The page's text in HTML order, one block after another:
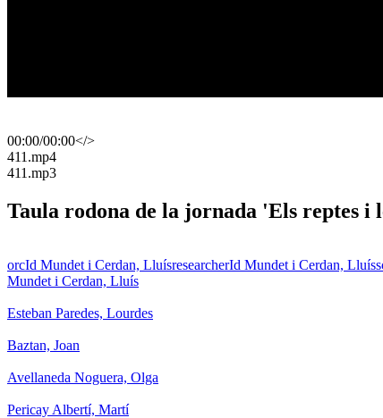
00:00/00:00</>
​411.mp4
​411.mp3
Taula rodona de la jornada 'Els reptes
orcId Mundet i Cerdan, LluísresearcherId Mundet i Cerdan, Lluís
Mundet i Cerdan, Lluís
Esteban Paredes, Lourdes
Baztan, Joan
Avellaneda Noguera, Olga
Pericay Albertí, Martí